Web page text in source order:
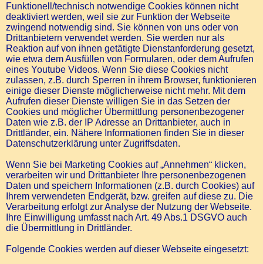
Funktionell/technisch notwendige Cookies können nicht
deaktiviert werden, weil sie zur Funktion der Webseite
zwingend notwendig sind. Sie können von uns oder von
Drittanbietern verwendet werden. Sie werden nur als
Reaktion auf von ihnen getätigte Dienstanforderung gesetzt,
wie etwa dem Ausfüllen von Formularen, oder dem Aufrufen
eines Youtube Videos. Wenn Sie diese Cookies nicht
zulassen, z.B. durch Sperren in ihrem Browser, funktionieren
einige dieser Dienste möglicherweise nicht mehr. Mit dem
Aufrufen dieser Dienste willigen Sie in das Setzen der
Cookies und möglicher Übermittlung personenbezogener
Daten wie z.B. der IP Adresse an Drittanbieter, auch in
Drittländer, ein. Nähere Informationen finden Sie in dieser
Datenschutzerklärung unter Zugriffsdaten.
Wenn Sie bei Marketing Cookies auf „Annehmen“ klicken,
verarbeiten wir und Drittanbieter Ihre personenbezogenen
Daten und speichern Informationen (z.B. durch Cookies) auf
Ihrem verwendeten Endgerät, bzw. greifen auf diese zu. Die
Verarbeitung erfolgt zur Analyse der Nutzung der Webseite.
Ihre Einwilligung umfasst nach Art. 49 Abs.1 DSGVO auch
die Übermittlung in Drittländer.
Folgende Cookies werden auf dieser Webseite eingesetzt: